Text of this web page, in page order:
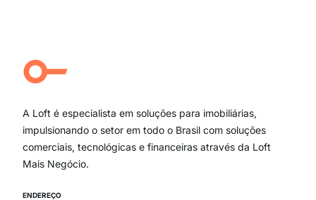
Campo Belo
Ipiranga
Paraíso
Itaim Bibi
A Loft é especialista em soluções para imobiliárias,
impulsionando o setor em todo o Brasil com soluções
comerciais, tecnológicas e financeiras através da Loft
Mais Negócio.
ENDEREÇO